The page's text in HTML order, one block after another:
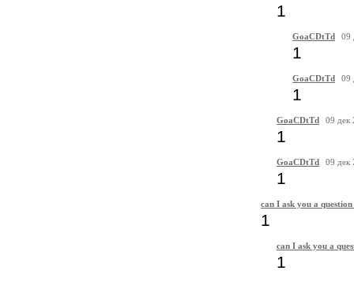
1
GoaCDtTd 09
1
GoaCDtTd 09
1
GoaCDtTd 09 дек
1
GoaCDtTd 09 дек
1
can I ask you a question
1
can I ask you a
1